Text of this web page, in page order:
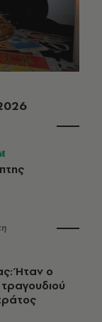
Ήταν ο